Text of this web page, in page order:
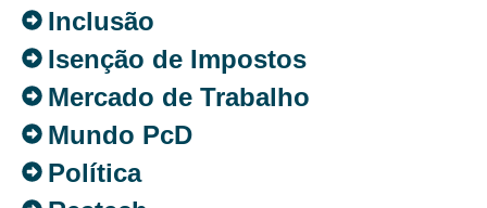
Inclusão
Isenção de Impostos
Mercado de Trabalho
Mundo PcD
Política